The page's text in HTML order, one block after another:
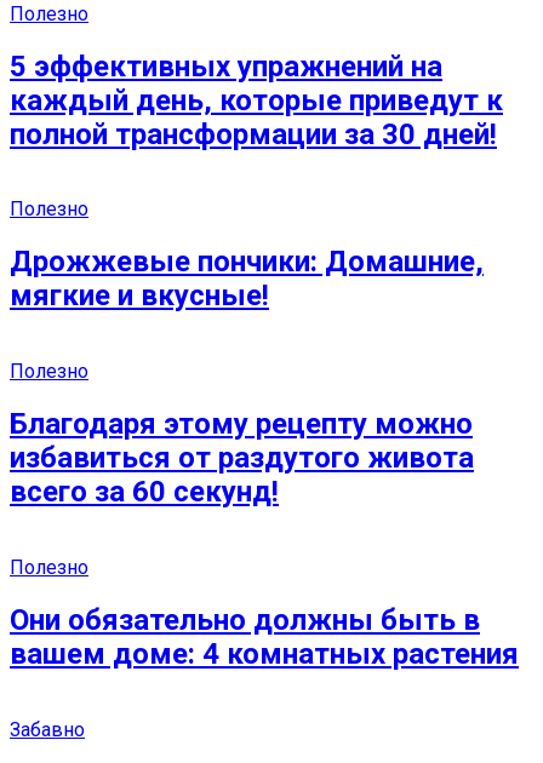
Полезно
5 эффективных упражнений на
каждый день, которые приведут к
полной трансформации за 30 дней!
Полезно
Дрожжевые пончики: Домашние,
мягкие и вкусные!
Полезно
Благодаря этому рецепту можно
избавиться от раздутого живота
всего за 60 секунд!
Полезно
Они обязательно должны быть в
вашем доме: 4 комнатных растения
Забавно